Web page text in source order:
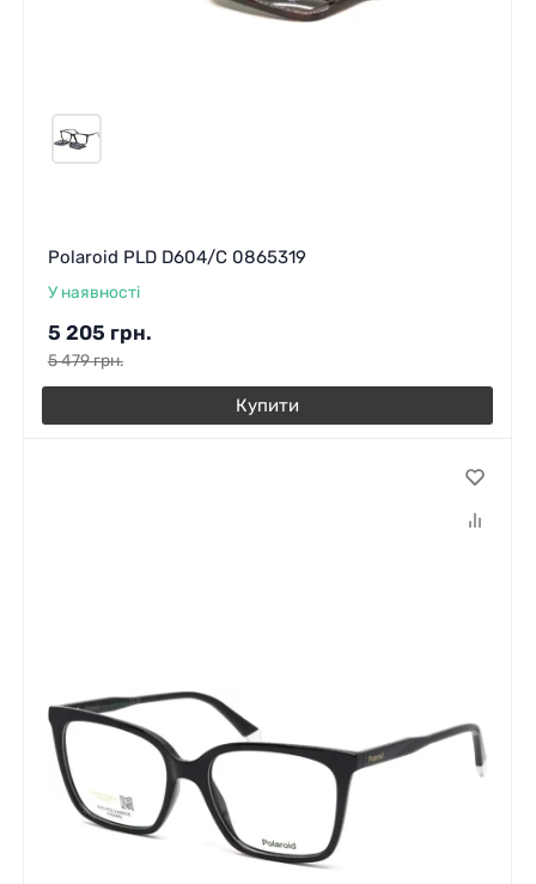
Polaroid PLD D604/C 0865319
У наявності
5 205 грн.
5 479грн.
Купити